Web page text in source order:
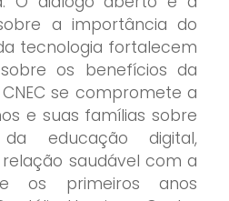
a importância do
tecnologia fortalecem
os benefícios da
se compromete a
e suas famílias sobre
educação digital,
saudável com a
os primeiros anos